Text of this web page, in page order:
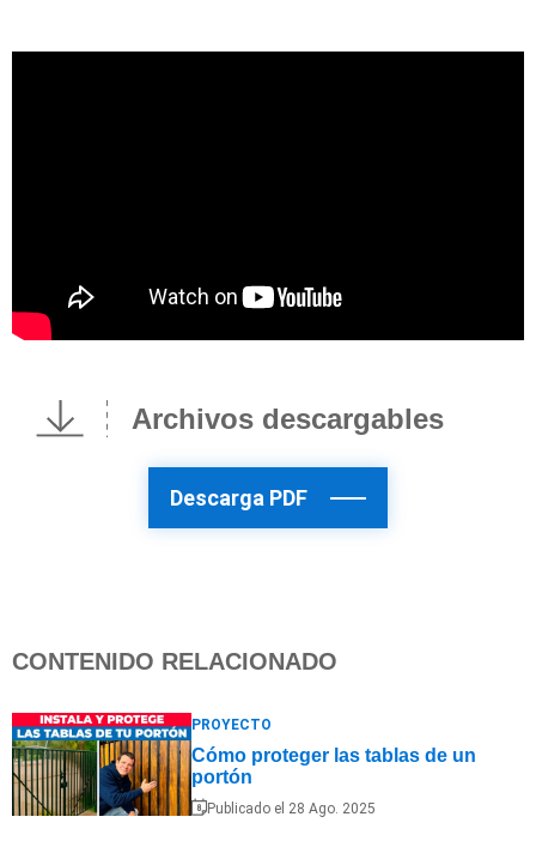
Archivos descargables
Descarga PDF
CONTENIDO RELACIONADO
PROYECTO
Cómo proteger las tablas de un
portón
Publicado el 28 Ago. 2025